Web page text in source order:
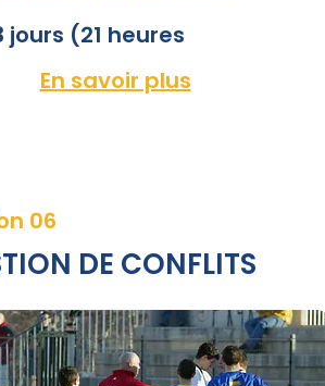
jours (21 heures
En savoir plus
06
DE CONFLITS